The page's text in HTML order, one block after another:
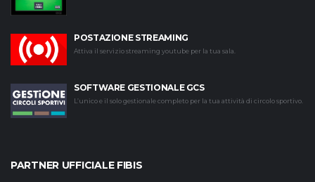
POSTAZIONE STREAMING
Attiva il servizio streaming youtube per la tua sala.
SOFTWARE GESTIONALE GCS
L’unico e il solo gestionale completo per la tua attività di circolo sportivo.
PARTNER UFFICIALE FIBIS